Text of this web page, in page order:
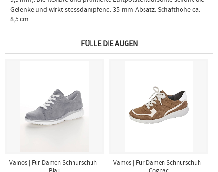
Gelenke und wirkt stossdampfend. 35-mm-Absatz. Schafthohe ca.
8,5 cm.
FÜLLE DIE AUGEN
Vamos | Fur Damen Schnurschuh -
Blau
Vamos | Fur Damen Schnurschuh -
Cognac